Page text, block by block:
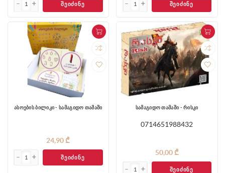
ᲨᲔᲘᲫᲘᲜᲔ ᲨᲔᲘᲫᲘᲜᲔ
ასოების ბილიკი - სამაგიდო თამაში
24,90 ₾
ᲨᲔᲘᲫᲘᲜᲔ
სამაგიდო თამაში - რისკი
0714651988432
50,00 ₾
ᲨᲔᲘᲫᲘᲜᲔ